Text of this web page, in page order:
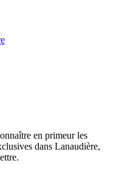
en primeur les
dans Lanaudière,